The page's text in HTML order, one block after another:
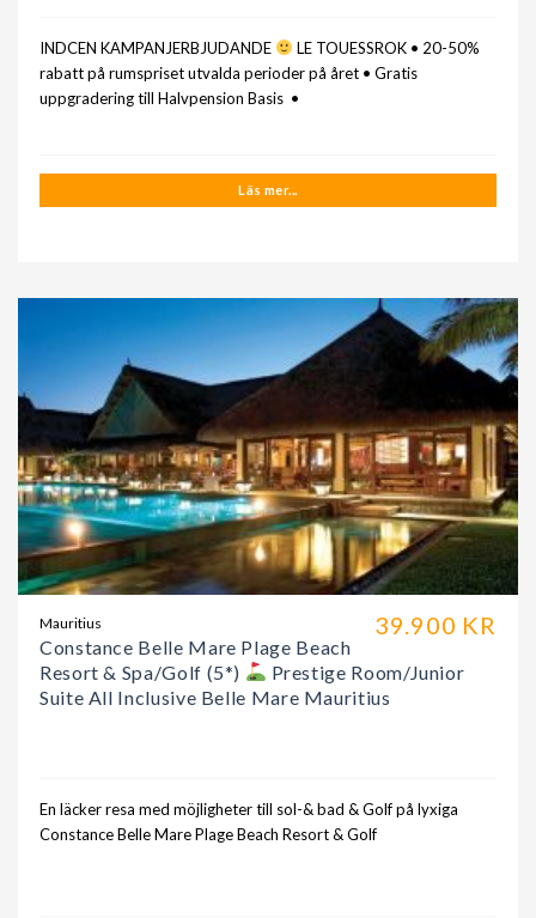
INDCEN KAMPANJERBJUDANDE
LE TOUESSROK • 20-50%
rabatt på rumspriset utvalda perioder på året • Gratis
uppgradering till Halvpension Basis •
Läs mer...
39.900 KR
Mauritius
Constance Belle Mare Plage Beach
Resort & Spa/Golf (5*)
Prestige Room/Junior
Suite All Inclusive Belle Mare Mauritius
En läcker resa med möjligheter till sol-& bad & Golf på lyxiga
Constance Belle Mare Plage Beach Resort & Golf